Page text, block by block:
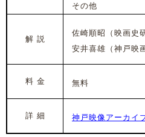
その他
解 説
佐崎順昭（映画史
安井喜雄（神戸映
料 金 無料
詳 細 神戸映像アーカイ